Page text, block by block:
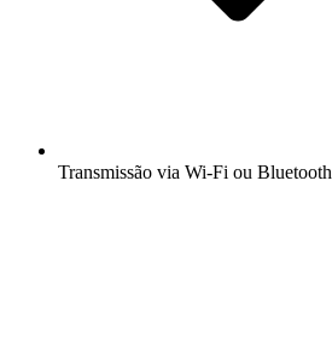
Transmissão via Wi-Fi ou Bluetooth